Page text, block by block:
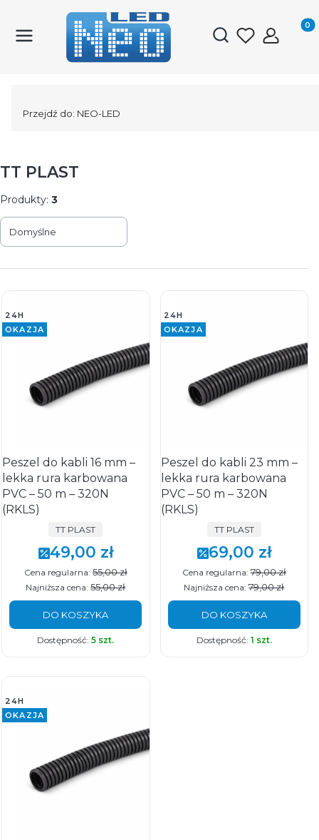
Otwórz
Przejdź do: NEO-LED
TT PLAST
Produkty: 3
Lista produktów
Domyślne
24H
OKAZJA
Peszel do kabli 16 mm –
lekka rura karbowana
PVC – 50 m – 320N
(RKLS)
PRODUCENT
TT PLAST
Cena promocyjna
49,00 zł
Cena regularna: 55,00 zł
Najniższa cena: 55,00 zł
DO KOSZYKA
Dostępność:5 szt.
24H
OKAZJA
Peszel do kabli 23 mm –
lekka rura karbowana
PVC – 50 m – 320N
(RKLS)
PRODUCENT
TT PLAST
Cena promocyjna
69,00 zł
Cena regularna: 79,00 zł
Najniższa cena: 79,00 zł
DO KOSZYKA
Dostępność: 1 szt.
24H
OKAZJA